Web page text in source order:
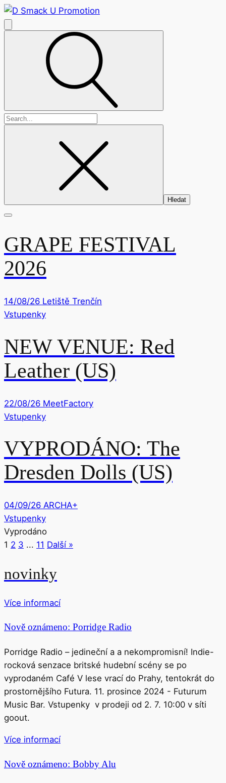
Vyhledávání
GRAPE FESTIVAL
2026
14/08/26 Letiště Trenčín
Vstupenky
NEW VENUE: Red
Leather (US)
22/08/26 MeetFactory
Vstupenky
VYPRODÁNO: The
Dresden Dolls (US)
04/09/26 ARCHA+
Vstupenky
Vyprodáno
1 2 3 ... 11 Další »
novinky
Více informací
Nově oznámeno: Porridge Radio
Porridge Radio – jedineční a a nekompromisní! Indie-
rocková senzace britské hudební scény se po
vyprodaném Café V lese vrací do Prahy, tentokrát do
prostornějšího Futura. 11. prosince 2024 - Futurum
Music Bar. Vstupenky v prodeji od 2. 7. 10:00 v síti
goout.
Více informací
Nově oznámeno: Bobby Alu